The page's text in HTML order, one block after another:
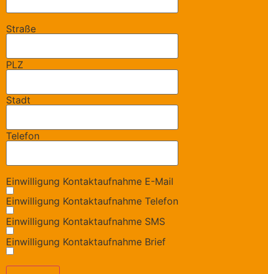
Straße
PLZ
Stadt
Telefon
Einwilligung Kontaktaufnahme E-Mail
Einwilligung Kontaktaufnahme Telefon
Einwilligung Kontaktaufnahme SMS
Einwilligung Kontaktaufnahme Brief